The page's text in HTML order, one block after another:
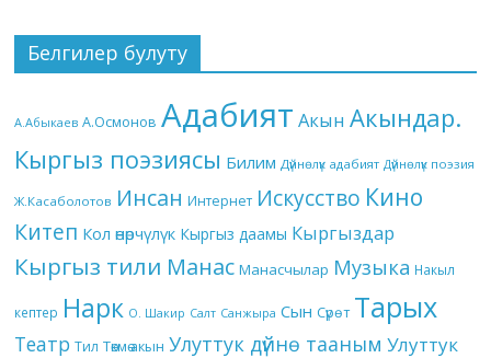
Белгилер булуту
А.Абыкаев А.Осмонов Адабият Акын Акындар.
Кыргыз поэзиясы Билим Дүйнөлүк адабият Дүйнөлүк поэзия
Ж.Касаболотов Инсан Интернет Искусство Кино
Китеп Кол өнөрчүлүк Кыргыз даамы Кыргыздар
Кыргыз тили Манас Манасчылар Музыка Накыл
кептер Нарк О. Шакир Салт Санжыра Сын Сүрөт Тарых
Театр Тил Төкмө акын Улуттук дүйнө тааным Улуттук